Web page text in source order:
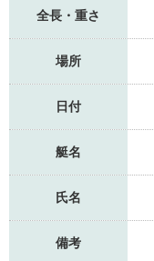
全長・重さ
場所
日付
艇名
氏名
備考